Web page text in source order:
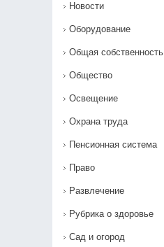
Новости
Оборудование
Общая собственность
Общество
Освещение
Охрана труда
Пенсионная система
Право
Развлечение
Рубрика о здоровье
Сад и огород